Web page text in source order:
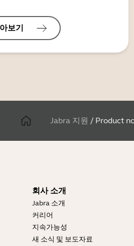
보기
Jabra 지원 / Product
회사 소개
Jabra 소개
커리어
지속가능성
새 소식 및 보도자료